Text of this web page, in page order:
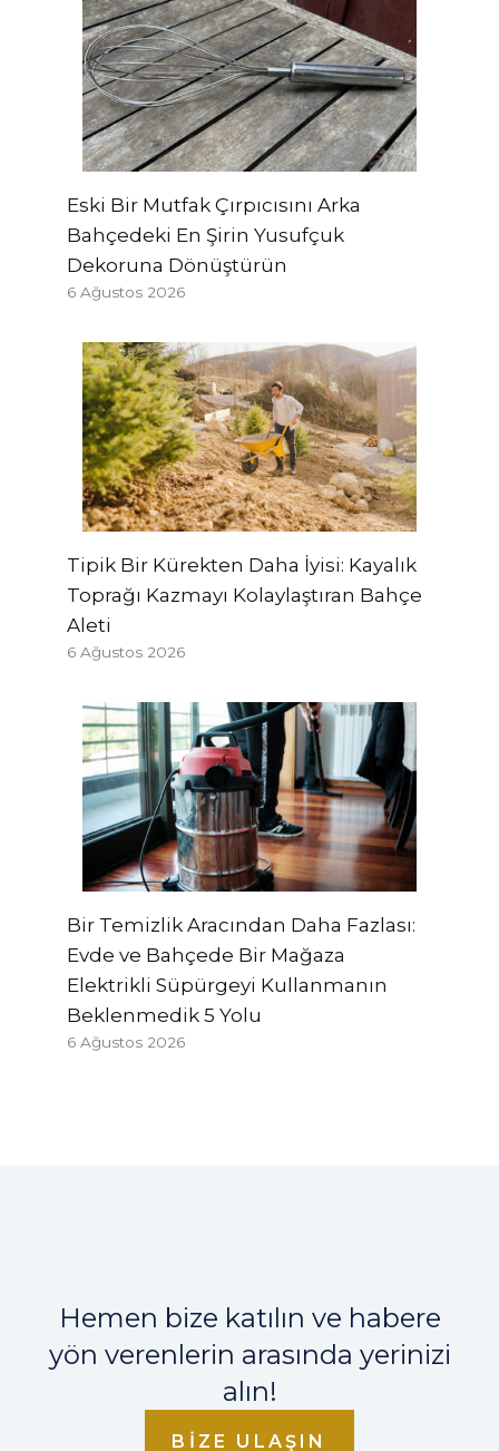
Eski Bir Mutfak Çırpıcısını Arka
Bahçedeki En Şirin Yusufçuk
Dekoruna Dönüştürün
6 Ağustos 2026
Tipik Bir Kürekten Daha İyisi: Kayalık
Toprağı Kazmayı Kolaylaştıran Bahçe
Aleti
6 Ağustos 2026
Bir Temizlik Aracından Daha Fazlası:
Evde ve Bahçede Bir Mağaza
Elektrikli Süpürgeyi Kullanmanın
Beklenmedik 5 Yolu
6 Ağustos 2026
Hemen bize katılın ve habere
yön verenlerin arasında yerinizi
alın!
BIZE ULAŞIN